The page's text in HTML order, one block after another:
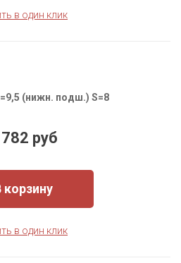
в один клик
(нижн. подш.) S=8
руб
корзину
в один клик